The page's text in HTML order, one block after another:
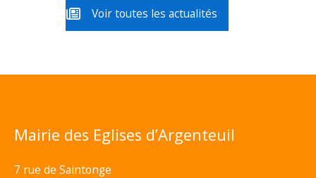
Voir toutes les actualités
Mairie des Eglises d’Argenteuil
7 rue de Saintonge